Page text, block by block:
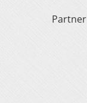
Partner